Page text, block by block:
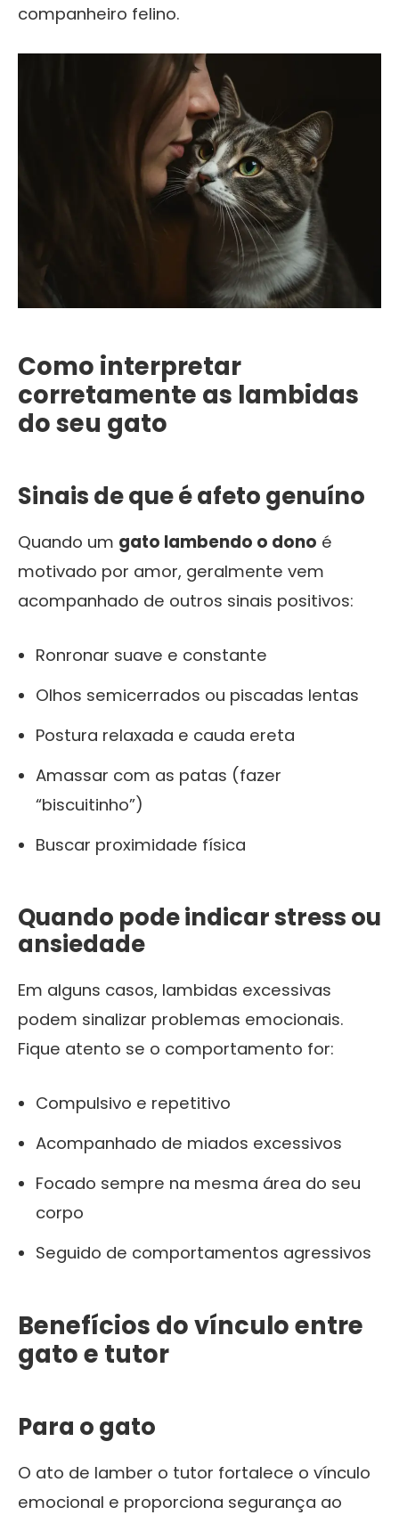
companheiro felino.
Como interpretar
corretamente as lambidas
do seu gato
Sinais de que é afeto genuíno
Quando um gato lambendo o dono é
motivado por amor, geralmente vem
acompanhado de outros sinais positivos:
Ronronar suave e constante
Olhos semicerrados ou piscadas lentas
Postura relaxada e cauda ereta
Amassar com as patas (fazer
“biscuitinho”)
Buscar proximidade física
Quando pode indicar stress ou
ansiedade
Em alguns casos, lambidas excessivas
podem sinalizar problemas emocionais.
Fique atento se o comportamento for:
Compulsivo e repetitivo
Acompanhado de miados excessivos
Focado sempre na mesma área do seu
corpo
Seguido de comportamentos agressivos
Benefícios do vínculo entre
gato e tutor
Para o gato
O ato de lamber o tutor fortalece o vínculo
emocional e proporciona segurança ao